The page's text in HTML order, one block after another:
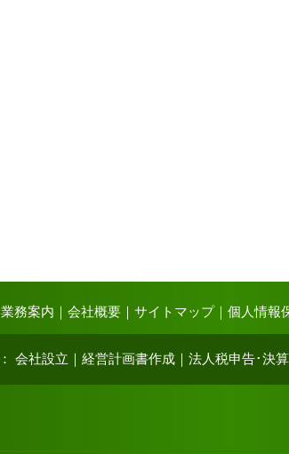
業務案内 ｜ 会社概要｜ サイトマップ｜ 個人情報
： 会社設立 ｜ 経営計画書作成｜ 法人税申告･決